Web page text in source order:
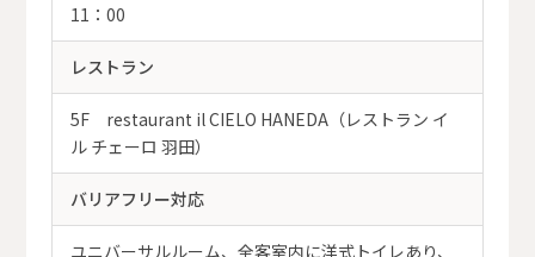
11：00
レストラン
5F restaurant il CIELO HANEDA（レストラン イ
ル チェーロ 羽田）
バリアフリー対応
ユニバーサルルーム、全客室内に洋式トイレあり、